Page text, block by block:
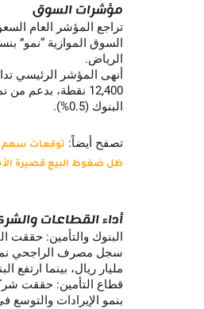
مؤشرات السوق
الرياض.
البنوك (0.5%).
تصفح أيضاً:
ظل ضغوط البيع قصيرة
أداء القطاعات
مليار ريال، بينما ارتفع البنك
بنمو الإيرادات والتوسع